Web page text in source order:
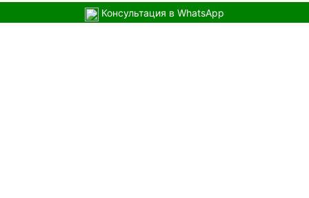
Консультация в WhatsApp